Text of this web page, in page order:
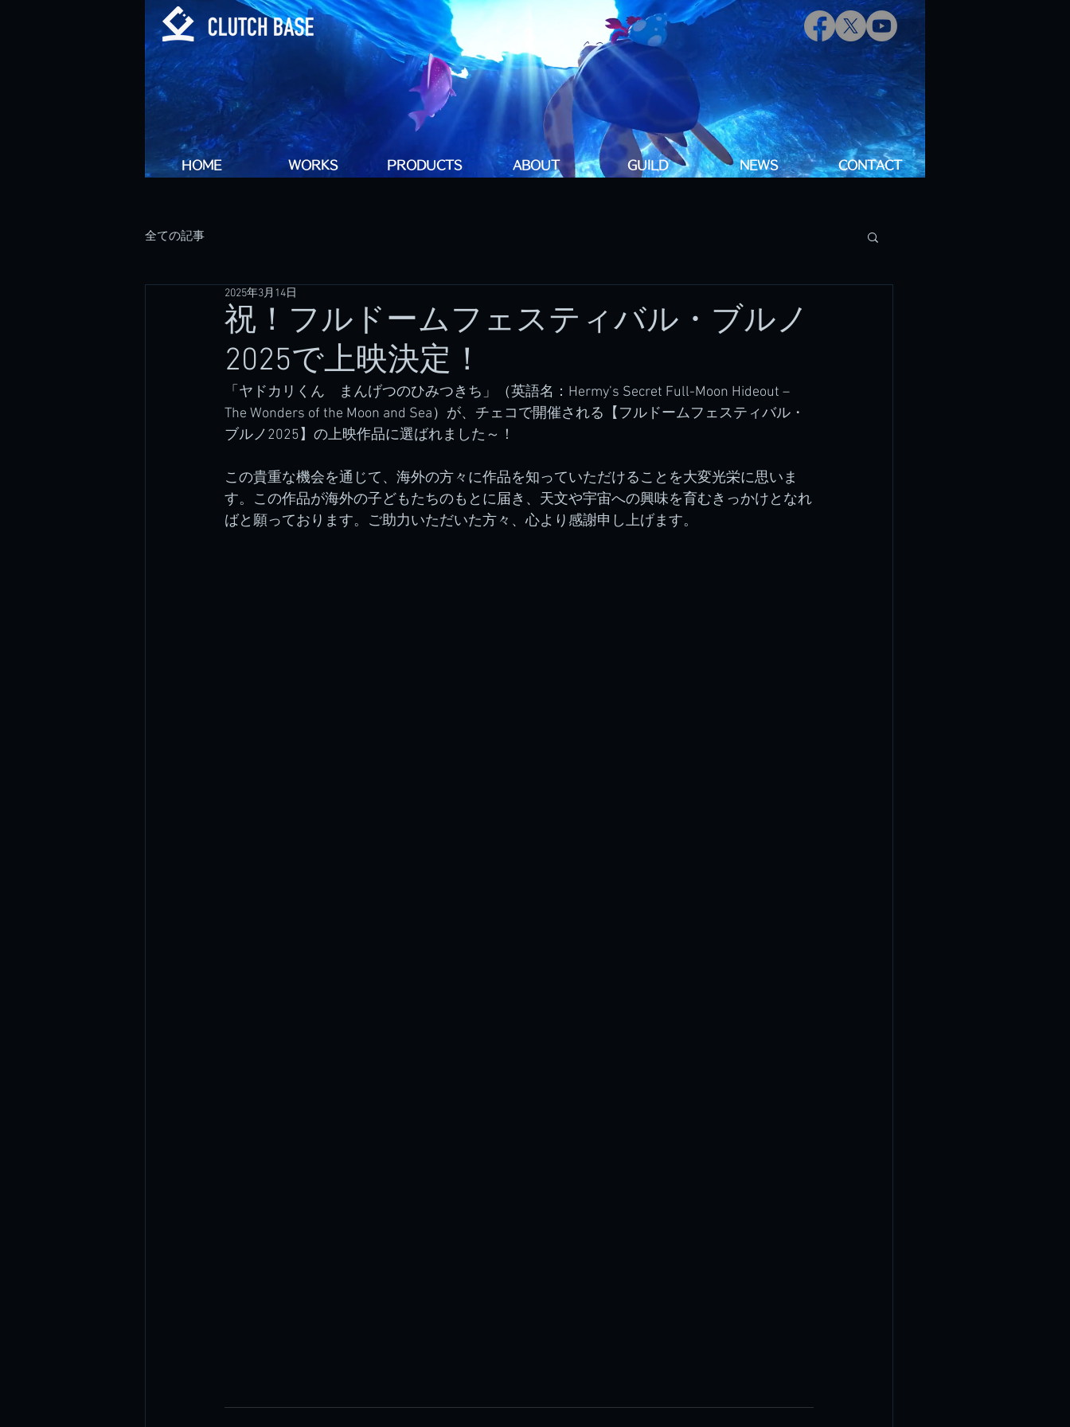
HOME WORKS PRODUCTS ABOUT GUILD NEWS CONTACT
全ての記事
祝！フルドームフェスティバル・ブルノ
2025で上映決定！
2025年3月14日
「ヤドカリくん　まんげつのひみつきち」（英語名：Hermy’s Secret Full-Moon Hideout –
The Wonders of the Moon and Sea）が、チェコで開催される【フルドームフェスティバル・
ブルノ2025】の上映作品に選ばれました～！
この貴重な機会を通じて、海外の方々に作品を知っていただけることを大変光栄に思いま
す。この作品が海外の子どもたちのもとに届き、天文や宇宙への興味を育むきっかけとなれ
ばと願っております。ご助力いただいた方々、心より感謝申し上げます。